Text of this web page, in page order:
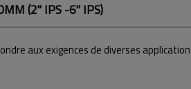
(2" IPS -6" IPS)
aux exigences de diverses